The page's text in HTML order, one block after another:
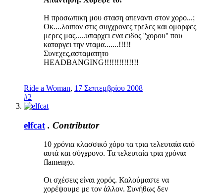
H προσωπικη μου σταση απεναντι στον χορο...;
Οκ....λοιπον στις συγχρονες τρελες και ομορφες
μερες μας.....υπαρχει ενα ειδος ''χορου'' που
καταργει την νταμα.......!!!!!
Συνεχες,ασταματητο
HEADBANGING!!!!!!!!!!!!!!
Ride a Woman, 17 Σεπτεμβρίου 2008
#2
elfcat . Contributor
10 χρόνια κλασσικό χόρο τα τρια τελευταία από
αυτά και σύγχρονο. Τα τελευταία τρια χρόνια
flamengo.
Οι σχέσεις είναι χορός. Καλούμαστε να
χορέψουμε με τον άλλον. Συνήθως δεν